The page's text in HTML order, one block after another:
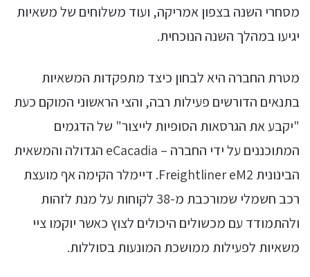
מסחרי השנה בצפון אמריקה, ועוד משלוחים של משאיות
יגיעו במהלך השנה הנוכחית.
מטרת החברה היא לבחון כיצד מתפקדות המשאיות
בתנאים הדורשים פעילות רבה, והצי הראשוני המוקם כעת
"יקבע את הגרסאות הסופיות לייצור" של הדגמים
המתוכננים על ידי החברה – eCacadia הגדולה והמשאית
הבינונית Freightliner eM2. דיימלר הקימה אף מועצת
רכב חשמלי שמורכבת מ-38 לקוחות על מנת לזהות
ולהתמודד עם מכשולים היכולים לצוץ כאשר יוקמו ציי
משאיות לפעילות ממושכת המונעות בסוללות.